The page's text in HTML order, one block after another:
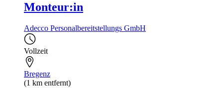
Monteur:in
Adecco Personalbereitstellungs GmbH
Vollzeit
Bregenz
(1 km entfernt)